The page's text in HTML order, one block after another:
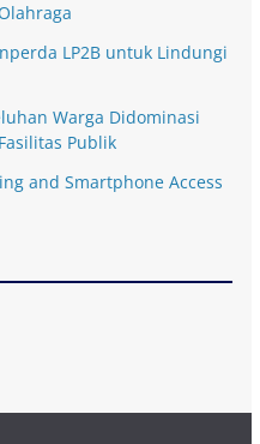
LP2B untuk Lindungi
Warga Didominasi
Publik
and Smartphone Access